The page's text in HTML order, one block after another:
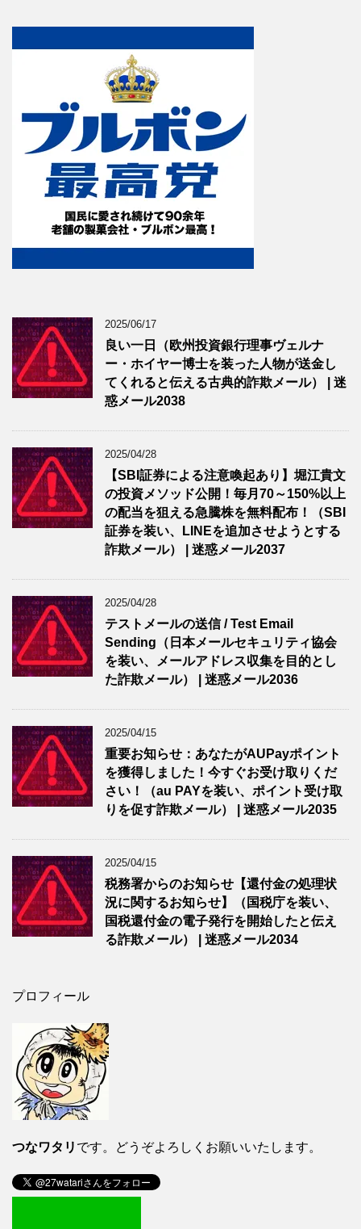
2025/06/17
良い一日（欧州投資銀行理事ヴェルナ
ー・ホイヤー博士を装った人物が送金し
てくれると伝える古典的詐欺メール） | 迷
惑メール2038
2025/04/28
【SBI証券による注意喚起あり】堀江貴文
の投資メソッド公開！毎月70～150%以上
の配当を狙える急騰株を無料配布！（SBI
証券を装い、LINEを追加させようとする
詐欺メール） | 迷惑メール2037
2025/04/28
テストメールの送信 / Test Email
Sending（日本メールセキュリティ協会
を装い、メールアドレス収集を目的とし
た詐欺メール） | 迷惑メール2036
2025/04/15
重要お知らせ：あなたがAUPayポイント
を獲得しました！今すぐお受け取りくだ
さい！（au PAYを装い、ポイント受け取
りを促す詐欺メール） | 迷惑メール2035
2025/04/15
税務署からのお知らせ【還付金の処理状
況に関するお知らせ】（国税庁を装い、
国税還付金の電子発行を開始したと伝え
る詐欺メール） | 迷惑メール2034
プロフィール
つなワタリ です。どうぞよろしくお願いいたします。